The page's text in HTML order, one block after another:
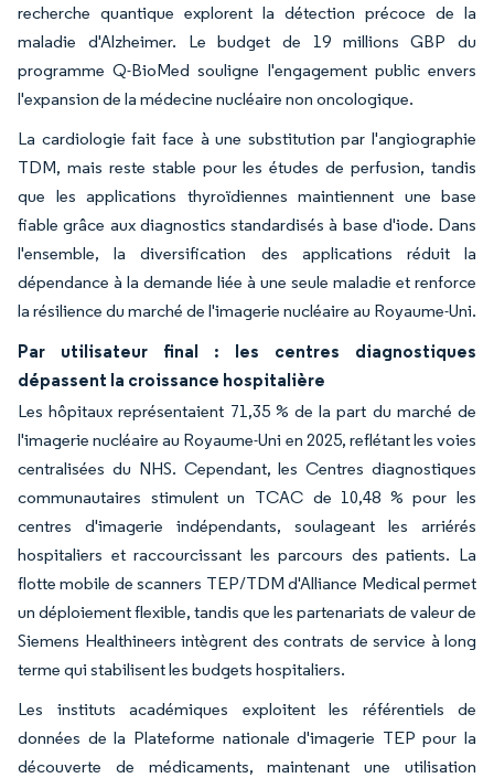
recherche quantique explorent la détection précoce de la
maladie d'Alzheimer. Le budget de 19 millions GBP du
programme Q-BioMed souligne l'engagement public envers
l'expansion de la médecine nucléaire non oncologique.
La cardiologie fait face à une substitution par l'angiographie
TDM, mais reste stable pour les études de perfusion, tandis
que les applications thyroïdiennes maintiennent une base
fiable grâce aux diagnostics standardisés à base d'iode. Dans
l'ensemble, la diversification des applications réduit la
dépendance à la demande liée à une seule maladie et renforce
la résilience du marché de l'imagerie nucléaire au Royaume-Uni.
Par utilisateur final : les centres diagnostiques
dépassent la croissance hospitalière
Les hôpitaux représentaient 71,35 % de la part du marché de
l'imagerie nucléaire au Royaume-Uni en 2025, reflétant les voies
centralisées du NHS. Cependant, les Centres diagnostiques
communautaires stimulent un TCAC de 10,48 % pour les
centres d'imagerie indépendants, soulageant les arriérés
hospitaliers et raccourcissant les parcours des patients. La
flotte mobile de scanners TEP/TDM d'Alliance Medical permet
un déploiement flexible, tandis que les partenariats de valeur de
Siemens Healthineers intègrent des contrats de service à long
terme qui stabilisent les budgets hospitaliers.
Les instituts académiques exploitent les référentiels de
données de la Plateforme nationale d'imagerie TEP pour la
découverte de médicaments, maintenant une utilisation